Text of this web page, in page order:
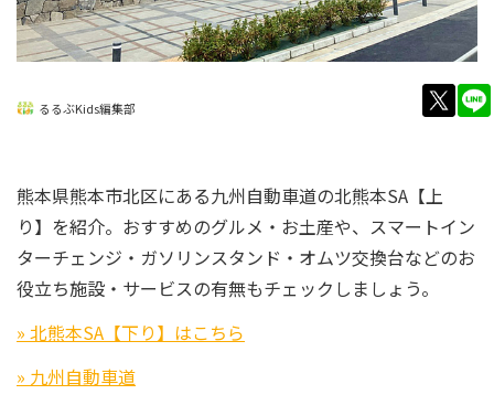
るるぶKids編集部
熊本県熊本市北区にある九州自動車道の北熊本SA【上
り】を紹介。おすすめのグルメ・お土産や、スマートイン
ターチェンジ・ガソリンスタンド・オムツ交換台などのお
役立ち施設・サービスの有無もチェックしましょう。
» 北熊本SA【下り】はこちら
» 九州自動車道